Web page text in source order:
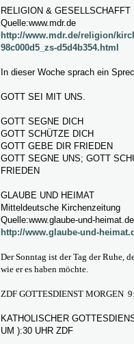
RELIGION &
Quelle:www.mdr.de
http://www.mdr.de/religion/
98c000d5_zs-d5d4b354.html
In dieser Woche sprach ein
GOTT SEI MIT UNS.
GOTT SEGNE DICH
GOTT SCHÜTZE DICH
GOTT GEBE DIR FRIEDEN
GOTT SEGNE UNS; GOTT
FRIEDEN
GLAUBE UND HEIMAT
Mitteldeutsche Kirchenzeitung
Quelle:www.glaube-und-heimat.de
http://www.glaube-und-
Der Sonntag ist der Tag der Ruhe,
wie er es haben möchte.
ZDF GOTTESDIENST MORGEN
KATHOLISCHER
UM ):30 UHR ZDF